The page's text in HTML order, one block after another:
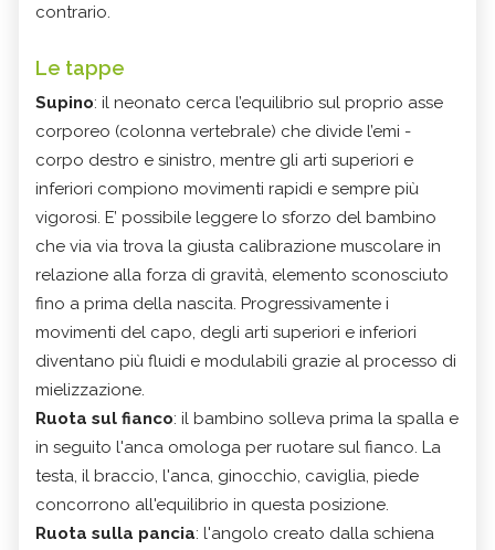
contrario.
Le tappe
Supino: il neonato cerca l’equilibrio sul proprio asse
corporeo (colonna vertebrale) che divide l’emi -
corpo destro e sinistro, mentre gli arti superiori e
inferiori compiono movimenti rapidi e sempre più
vigorosi. E’ possibile leggere lo sforzo del bambino
che via via trova la giusta calibrazione muscolare in
relazione alla forza di gravità, elemento sconosciuto
fino a prima della nascita. Progressivamente i
movimenti del capo, degli arti superiori e inferiori
diventano più fluidi e modulabili grazie al processo di
mielizzazione.
Ruota sul fianco: il bambino solleva prima la spalla e
in seguito l'anca omologa per ruotare sul fianco. La
testa, il braccio, l'anca, ginocchio, caviglia, piede
concorrono all'equilibrio in questa posizione.
Ruota sulla pancia: l'angolo creato dalla schiena